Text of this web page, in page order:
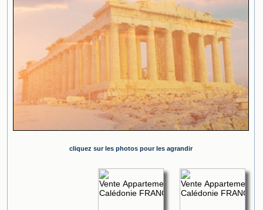
cliquez sur les photos pour les agrandir